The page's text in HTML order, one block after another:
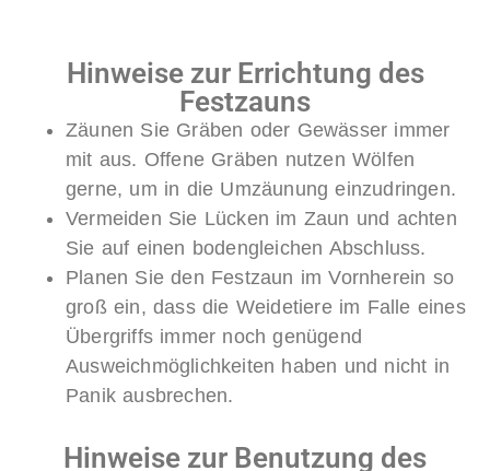
Hinweise zur Errichtung des
Festzauns
Zäunen Sie Gräben oder Gewässer immer
mit aus. Offene Gräben nutzen Wölfen
gerne, um in die Umzäunung einzudringen.
Vermeiden Sie Lücken im Zaun und achten
Sie auf einen bodengleichen Abschluss.
Planen Sie den Festzaun im Vornherein so
groß ein, dass die Weidetiere im Falle eines
Übergriffs immer noch genügend
Ausweichmöglichkeiten haben und nicht in
Panik ausbrechen.
Hinweise zur Benutzung des